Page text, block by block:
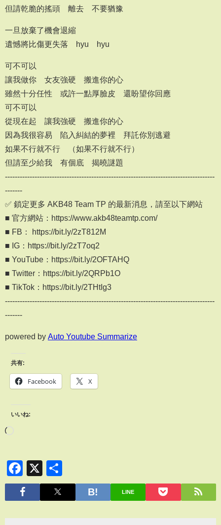
但請乾脆的搖頭 離去 不要猶豫
一旦放棄了機會退縮
遺憾將比傷更失落 hyu hyu
可不可以
讓我做你 女友強硬 搬進你的心
雖然十分任性 或許一點厚臉皮 還盼望你回應
可不可以
從現在起 讓我強硬 搬進你的心
因為我很容易 陷入糾結的夢裡 拜託你別逃避
如果不行就不行 （如果不行就不行）
但請至少給我 有個底 揭曉謎題
-------------------------------------------------------------------------------------
-------
✅ 鎖定更多 AKB48 Team TP 的最新消息，請至以下網站
■ 官方網站：https://www.akb48teamtp.com/
■ FB： https://bit.ly/2zT812M
■ IG：https://bit.ly/2zT7oq2
■ YouTube：https://bit.ly/2OFTAHQ
■ Twitter：https://bit.ly/2QRPb1O
■ TikTok：https://bit.ly/2THtIg3
-------------------------------------------------------------------------------------
-------
powered by Auto Youtube Summarize
共有:
Facebook X
いいね:
Facebook
X
有
LINE